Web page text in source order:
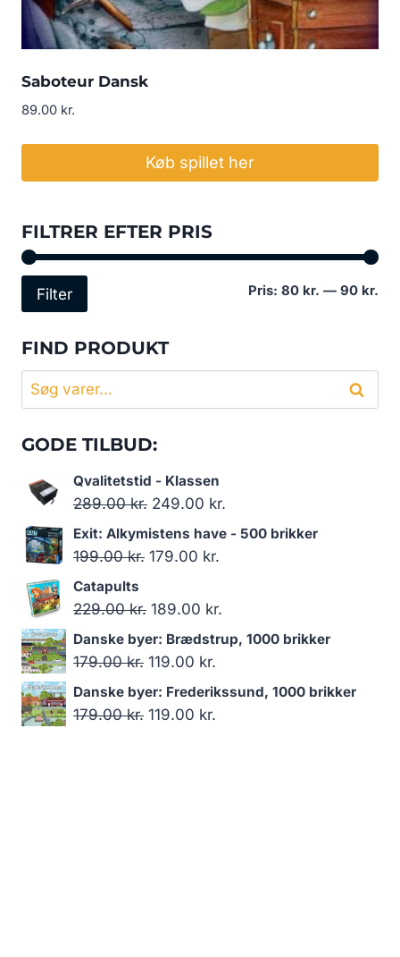
Saboteur Dansk
89.00 kr.
Køb spillet her
FILTRER EFTER PRIS
Filter Pris: 80 kr. — 90 kr.
FIND PRODUKT
Søg
efter:
Søg
GODE TILBUD:
Qvalitetstid - Klassen
289.00kr. Den
oprindelige
pris
289.00 kr..
249.00 kr.
aktuelle
Exit: Alkymistens have - 500 brikker
199.00kr. Den
pris
199.00 kr..
179.00 kr.
179.00 kr..
Catapults
229.00kr. Den
oprindelige
pris
229.00 kr..
189.00 kr.
aktuelle
189.00 kr..
Danske byer: Brædstrup, 1000 brikker
179.00kr. Den
oprindelige
pris
119.00 kr.
aktuelle
Danske byer: Frederikssund, 1000 brikker
179.00kr. Den
119.00 kr.